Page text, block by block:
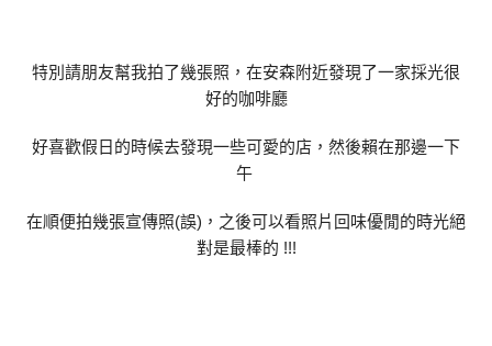
特別請朋友幫我拍了幾張照，在安森附近發現了一家採光很
好的咖啡廳
好喜歡假日的時候去發現一些可愛的店，然後賴在那邊一下
午
在順便拍幾張宣傳照(誤)，之後可以看照片回味優閒的時光絕
對是最棒的 !!!